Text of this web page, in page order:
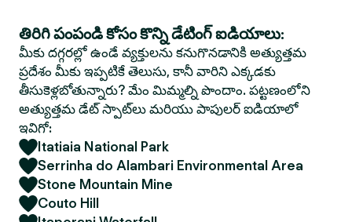
తిరిగి పంపండి కోసం కొన్ని డేటింగ్ ఐడియాలు:
మీకు దగ్గరల్లో ఉండే వ్యక్తులను కనుగొనడానికి అత్యుత్తమ
ప్రదేశం మీకు ఇప్పటికే తెలుసు, కానీ వారిని ఎక్కడకు
తీసుకెళ్లబోతున్నారు? మేం మిమ్మల్ని పొందాం. పట్టణంలోని
అత్యుత్తమ డేట్ స్పాట్‌లు మరియు పాపులర్ ఐడియాలో
ఇవిగో:
Itatiaia National Park
Serrinha do Alambari Environmental Area
Stone Mountain Mine
Couto Hill